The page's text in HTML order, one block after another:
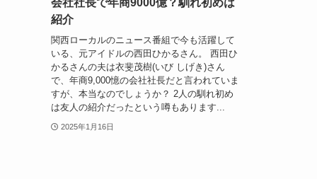
会社社長で年商9000億？馴れ初めは
紹介
関西ローカルのニュース番組で今も活躍して
いる、元アイドルの西田ひかるさん。 西田ひ
かるさんの夫は衣斐茂樹(いび しげき)さん
で、年商9,000憶の会社社長だと言われていま
すが、本当なのでしょうか？ 2人の馴れ初め
は友人の紹介だったという噂もあります...
2025年1月16日